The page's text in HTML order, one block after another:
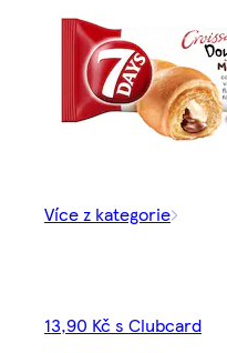
Více z kategorie
13,90 Kč s Clubcard